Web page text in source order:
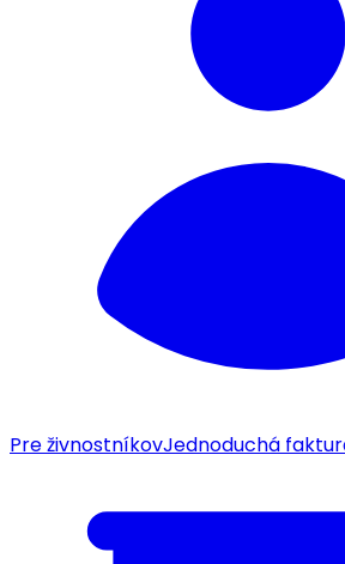
Pre živnostníkovJednoduchá